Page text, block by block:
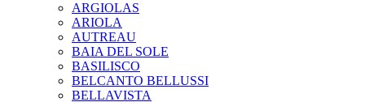
ARGIOLAS
ARIOLA
AUTREAU
BAIA DEL SOLE
BASILISCO
BELCANTO BELLUSSI
BELLAVISTA